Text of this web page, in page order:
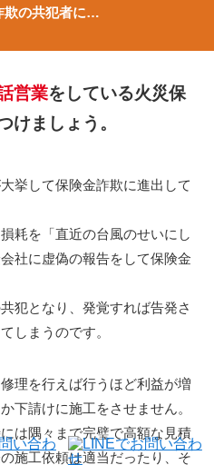
欺の共犯者に…
営業をしている火災保
けましょう。
挙して保険金詐欺に進出して
耗を「直近の台風のせいにし
社に虚偽の報告をして保険金
犯となり、発覚すれば告発さ
しまうのです。
理を行えば行うほど利益が増
下請けに施工をさせません。
は隅々まで完璧で高額な見積
施工依頼は適当だったり、そ